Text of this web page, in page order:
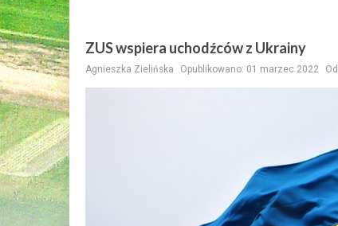
ZUS wspiera uchodźców z Ukrainy
Agnieszka Zielińska Opublikowano: 01 marzec 2022